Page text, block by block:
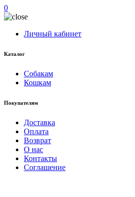
0
Личный кабинет
Каталог
Собакам
Кошкам
Покупателям
Доставка
Оплата
Возврат
О нас
Контакты
Соглашение